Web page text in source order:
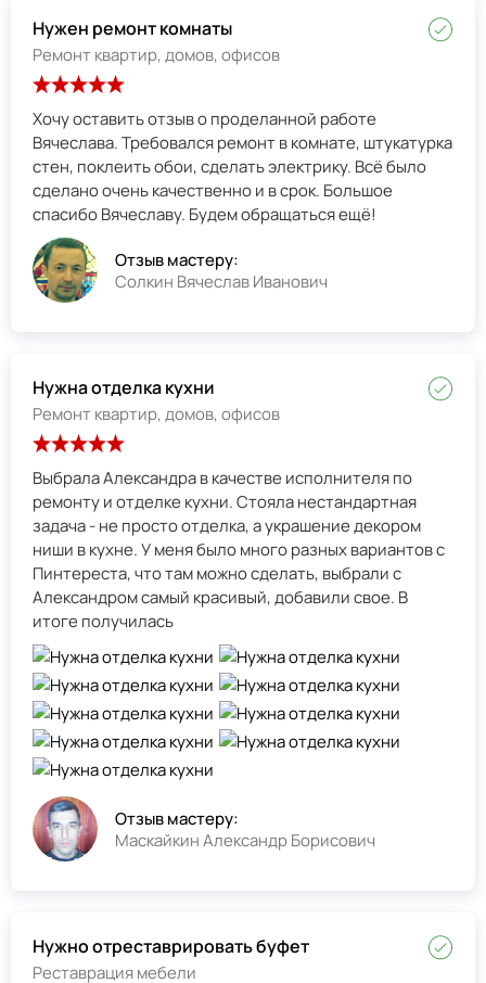
Нужен ремонт комнаты
Ремонт квартир, домов, офисов
Хочу оставить отзыв о проделанной работе
Вячеслава. Требовался ремонт в комнате, штукатурка
стен, поклеить обои, сделать электрику. Всё было
сделано очень качественно и в срок. Большое
спасибо Вячеславу. Будем обращаться ещё!
Отзыв мастеру:
Солкин Вячеслав Иванович
Нужна отделка кухни
Ремонт квартир, домов, офисов
Выбрала Александра в качестве исполнителя по
ремонту и отделке кухни. Стояла нестандартная
задача - не просто отделка, а украшение декором
ниши в кухне. У меня было много разных вариантов с
Пинтереста, что там можно сделать, выбрали с
Александром самый красивый, добавили свое. В
итоге получилась
Отзыв мастеру:
Маскайкин Александр Борисович
Нужно отреставрировать буфет
Реставрация мебели